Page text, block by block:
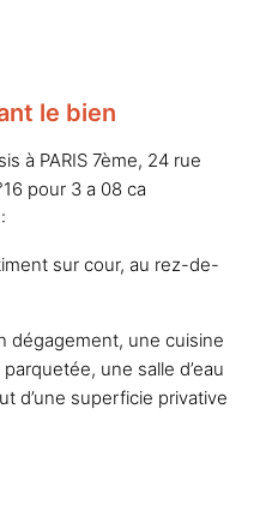
le bien
à PARIS 7ème, 24 rue
pour 3 a 08 ca
sur cour, au rez-de-
dégagement, une cuisine
une salle d’eau
d’une superficie privative